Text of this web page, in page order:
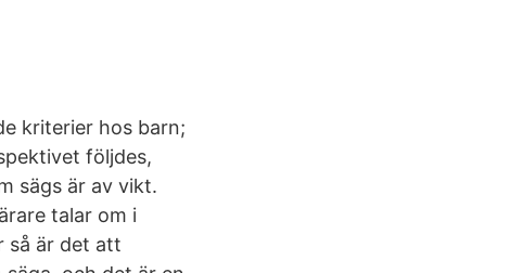
kriterier hos barn;
följdes,
sägs är av vikt.
talar om i
så är det att